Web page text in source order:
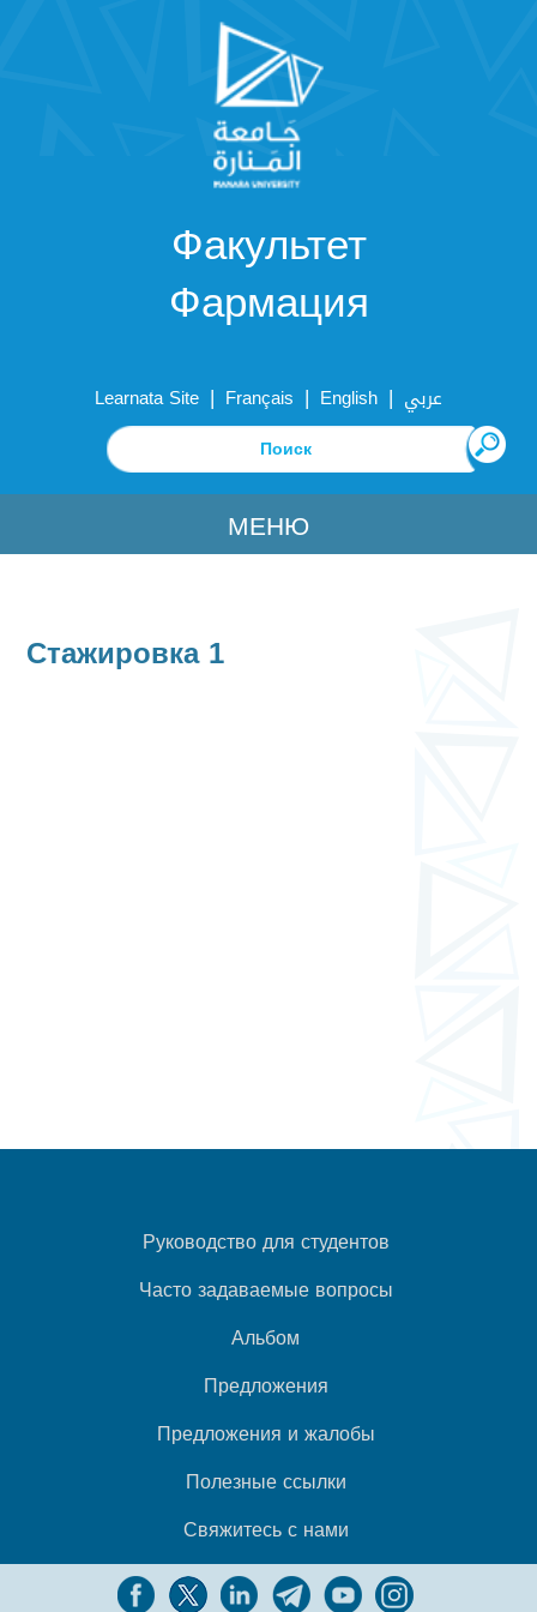
Факультет
Фармация
Learnata Site | Français | English | عربي
МЕНЮ
Стажировка 1
Руководство для студентов
Часто задаваемые вопросы
Альбом
Предложения
Предложения и жалобы
Полезные ссылки
Свяжитесь с нами